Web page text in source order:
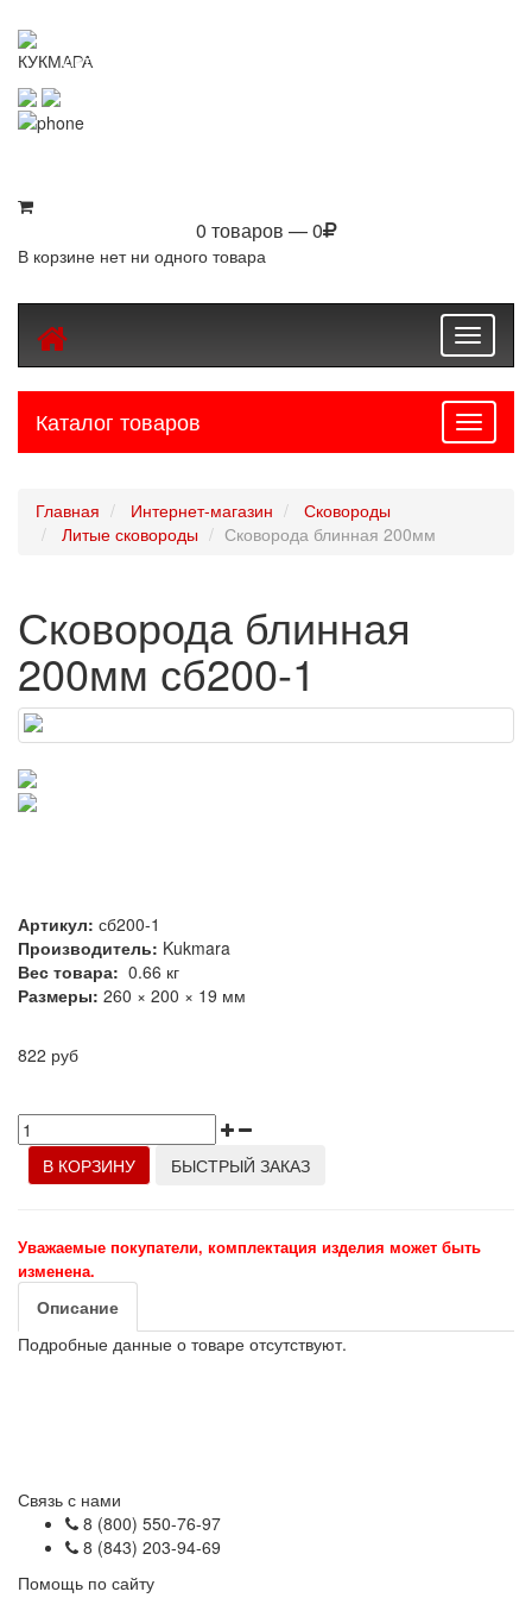
Интернет-магазин посуды Kukmara
0 товаров — 0
В корзине нет ни одного товара
Toggle
Каталог товаров
Главная Интернет-магазин
Сковороды
Литые сковороды
Сковорода блинная 200мм
Сковорода блинная
200мм сб200-1
Артикул: сб200-1
Производитель: Kukmara
Вес товара: 0.66 кг
Размеры: 260 × 200 × 19 мм
822 руб
В КОРЗИНУ БЫСТРЫЙ ЗАКАЗ
Уважаемые покупатели, комплектация изделия может быть
изменена.
Описание
Подробные данные о товаре отсутствуют.
Связь с нами
8 (800) 550-76-97
8 (843) 203-94-69
Помощь по сайту